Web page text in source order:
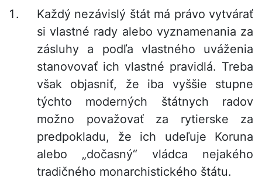
Každý nezávislý štát má právo vytvárať
si vlastné rady alebo vyznamenania za
zásluhy a podľa vlastného uváženia
stanovovať ich vlastné pravidlá. Treba
však objasniť, že iba vyššie stupne
týchto moderných štátnych radov
možno považovať za rytierske za
predpokladu, že ich udeľuje Koruna
alebo „dočasný“ vládca nejakého
tradičného monarchistického štátu.